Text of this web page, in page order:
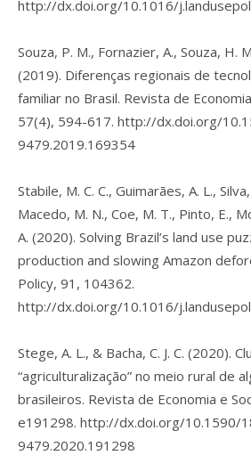
http://dx.doi.org/10.1016/
Souza, P. M., Fornazier, A., Souza, H.
(2019). Diferenças regionais de
familiar no Brasil. Revista de
57(4), 594-617. http://dx.doi.org/
9479.2019.169354
Stabile, M. C. C., Guimarães, A. L.,
Macedo, M. N., Coe, M. T., Pinto, E.,
A. (2020). Solving Brazil’s land use
production and slowing Amazon
Policy, 91 , 104362.
http://dx.doi.org/10.1016/
Stege, A. L., & Bacha, C. J. C. (2020).
“agriculturalização” no meio rural de
brasileiros. Revista de Economia e
e191298. http://dx.doi.org/10.1590/
9479.2020.191298